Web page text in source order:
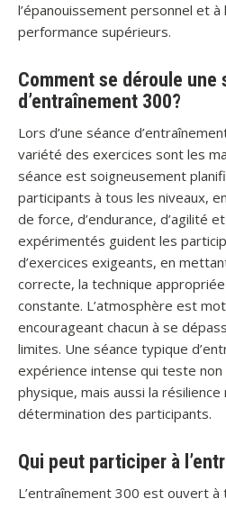
l’épanouissement personnel et
performance supérieurs.
Comment se déroule une
d’entraînement 300?
Lors d’une séance
variété des exercices sont les
séance est soigneusement
participants à tous les niveaux,
de force, d’endurance, d’agilité
expérimentés guident les
d’exercices exigeants, en
correcte, la technique
constante. L’atmosphère est
encourageant chacun à se
limites. Une séance typique
expérience intense qui teste
physique, mais aussi la
détermination des participants.
Qui peut participer à
L’entraînement 300 est ouvert